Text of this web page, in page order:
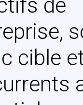
de
cible